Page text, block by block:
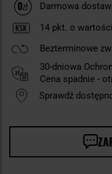
Darmowa
14 pkt. o wartości
Bezterminowe
30-dniowa
Cena spadnie -
Sprawdź